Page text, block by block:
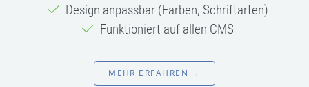
Design anpassbar (Farben, Schriftarten)
Funktioniert auf allen CMS
MEHR ERFAHREN →